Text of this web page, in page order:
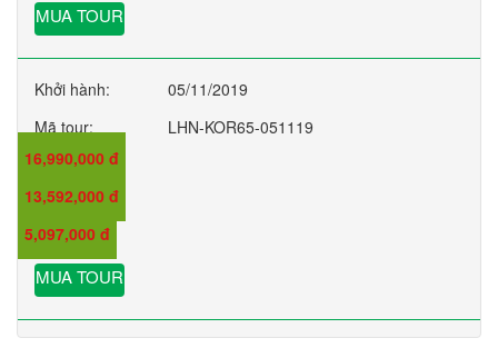
MUA TOUR
Khởi hành:
05/11/2019
Mã tour:
LHN-KOR65-051119
Giá:
16,990,000 đ
Giá trẻ em:
13,592,000 đ
Giá em bé:
5,097,000 đ
MUA TOUR